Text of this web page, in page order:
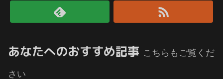
あなたへのおすすめ記事 こちらもご覧くだ
さい